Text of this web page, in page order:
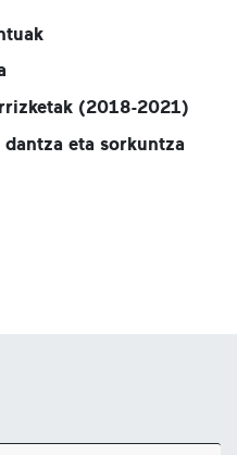
(2018-2021)
dantza eta sorkuntza